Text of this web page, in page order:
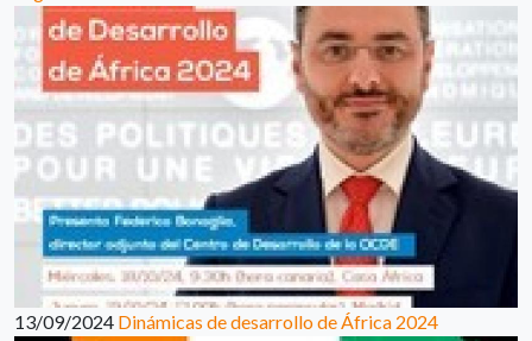
13/09/2024 Dinámicas de desarrollo de África 2024